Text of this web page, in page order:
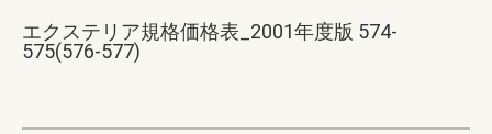
エクステリア規格価格表_2001年度版 574-
575(576-577)